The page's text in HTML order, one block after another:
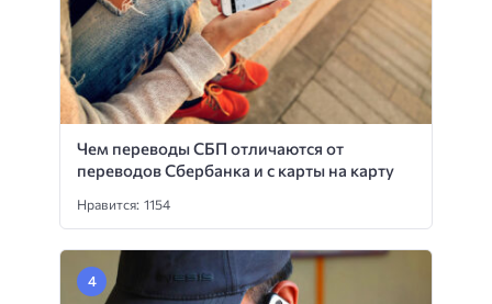
Чем переводы СБП отличаются от
переводов Сбербанка и с карты на карту
Нравится: 1154